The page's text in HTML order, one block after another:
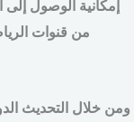
من قنوات
ومن خلال التحديث